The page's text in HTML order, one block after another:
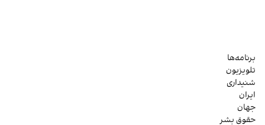
برنامه‌ها
تلویزیون
شنیداری
ایران
جهان
حقوق بشر